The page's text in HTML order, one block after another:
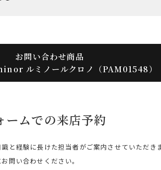
お問い合わせ商品
ルミノールクロノ（PAM01548）
ームでの来店予約
識と経験に長けた担当者がご案内させていただき
問い合わせください。